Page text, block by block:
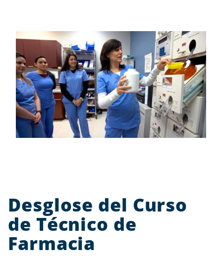
Desglose del Curso
de Técnico de
Farmacia